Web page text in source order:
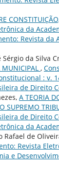
da
Revista
da Silva
MUNICIPAL ,
: v.
de Direito
A TEORIA
SUPREMO
de Direito
da
Rafael de
Revista
e